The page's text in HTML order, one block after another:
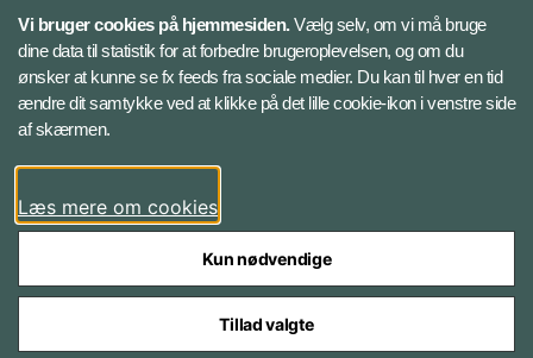
Instagram
Bluesky
LinkedIn
Vi bruger cookies på hjemmesiden.Vælg selv, om vi må bruge
dine data til statistik for at forbedre brugeroplevelsen, og om du
ønsker at kunne se fx feeds fra sociale medier. Du kan til hver en tid
ændre dit samtykke ved at klikke på det lille cookie-ikon i venstre side
af skærmen.
Læs mere om cookies
Kun nødvendige
Tillad valgte